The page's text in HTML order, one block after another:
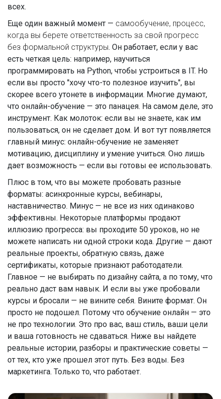
всех.
Еще один важный момент — самообучение, процесс,
когда вы берете ответственность за свой прогресс
без формальной структуры. Он работает, если у вас
есть четкая цель: например, научиться
программировать на Python, чтобы устроиться в IT. Но
если вы просто "хочу что-то полезное изучить", вы
скорее всего утонете в информации. Многие думают,
что онлайн-обучение — это панацея. На самом деле, это
инструмент. Как молоток: если вы не знаете, как им
пользоваться, он не сделает дом. И вот тут появляется
главный минус: онлайн-обучение не заменяет
мотивацию, дисциплину и умение учиться. Оно лишь
дает возможность — если вы готовы ее использовать.
Плюс в том, что вы можете пробовать разные
форматы: асинхронные курсы, вебинары,
наставничество. Минус — не все из них одинаково
эффективны. Некоторые платформы продают
иллюзию прогресса: вы проходите 50 уроков, но не
можете написать ни одной строки кода. Другие — дают
реальные проекты, обратную связь, даже
сертификаты, которые признают работодатели.
Главное — не выбирать по дизайну сайта, а по тому, что
реально даст вам навык. И если вы уже пробовали
курсы и бросали — не вините себя. Вините формат. Он
просто не подошел. Потому что обучение онлайн — это
не про технологии. Это про вас, ваш стиль, ваши цели
и ваша готовность не сдаваться. Ниже вы найдете
реальные истории, разборы и практические советы —
от тех, кто уже прошел этот путь. Без воды. Без
маркетинга. Только то, что работает.